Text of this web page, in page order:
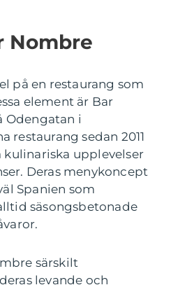
Nombre
på en restaurang som
element är Bar
Odengatan i
restaurang sedan 2011
upplevelser
Deras menykoncept
Spanien som
säsongsbetonade
särskilt
levande och